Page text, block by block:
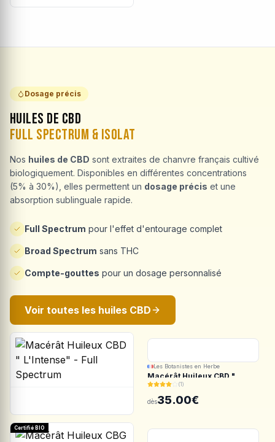
Les Botanistes en Herbe
Macérât Huileux CBD "
L'Intense" - Full Spectrum
(1)
dès35.00€
Certifié BIO
Dosage précis
Huiles de CBD
Full Spectrum & Isolat
Nos huiles de CBD sont extraites de chanvre français cultivé
biologiquement. Disponibles en différentes concentrations
(5% à 30%), elles permettent un dosage précis et une
absorption sublinguale rapide.
Full Spectrum pour l'effet d'entourage complet
Broad Spectrum sans THC
Compte-gouttes pour un dosage personnalisé
Voir toutes les huiles CBD